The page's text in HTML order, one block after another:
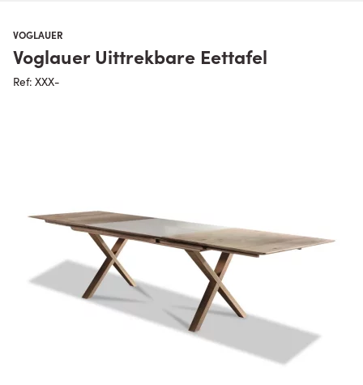
VOGLAUER
Voglauer Uittrekbare Eettafel
Ref: XXX-